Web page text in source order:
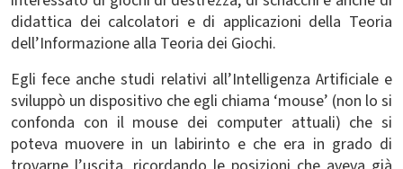
didattica dei calcolatori e di applicazioni della Teoria
dell’Informazione alla Teoria dei Giochi.
Egli fece anche studi relativi all’Intelligenza Artificiale e
sviluppò un dispositivo che egli chiama ‘mouse’ (non lo si
confonda con il mouse dei computer attuali) che si
poteva muovere in un labirinto e che era in grado di